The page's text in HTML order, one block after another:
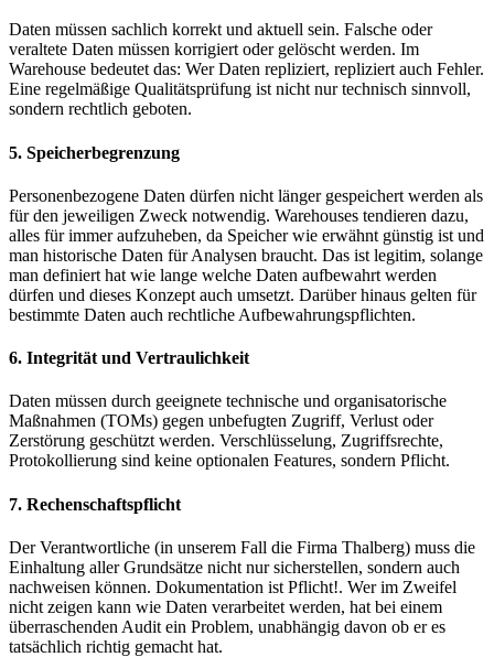
Daten müssen sachlich korrekt und aktuell sein. Falsche oder
veraltete Daten müssen korrigiert oder gelöscht werden. Im
Warehouse bedeutet das: Wer Daten repliziert, repliziert auch Fehler.
Eine regelmäßige Qualitätsprüfung ist nicht nur technisch sinnvoll,
sondern rechtlich geboten.
5. Speicherbegrenzung
Personenbezogene Daten dürfen nicht länger gespeichert werden als
für den jeweiligen Zweck notwendig. Warehouses tendieren dazu,
alles für immer aufzuheben, da Speicher wie erwähnt günstig ist und
man historische Daten für Analysen braucht. Das ist legitim, solange
man definiert hat wie lange welche Daten aufbewahrt werden
dürfen und dieses Konzept auch umsetzt. Darüber hinaus gelten für
bestimmte Daten auch rechtliche Aufbewahrungspflichten.
6. Integrität und Vertraulichkeit
Daten müssen durch geeignete technische und organisatorische
Maßnahmen (TOMs) gegen unbefugten Zugriff, Verlust oder
Zerstörung geschützt werden. Verschlüsselung, Zugriffsrechte,
Protokollierung sind keine optionalen Features, sondern Pflicht.
7. Rechenschaftspflicht
Der Verantwortliche (in unserem Fall die Firma Thalberg) muss die
Einhaltung aller Grundsätze nicht nur sicherstellen, sondern auch
nachweisen können. Dokumentation ist Pflicht!. Wer im Zweifel
nicht zeigen kann wie Daten verarbeitet werden, hat bei einem
überraschenden Audit ein Problem, unabhängig davon ob er es
tatsächlich richtig gemacht hat.